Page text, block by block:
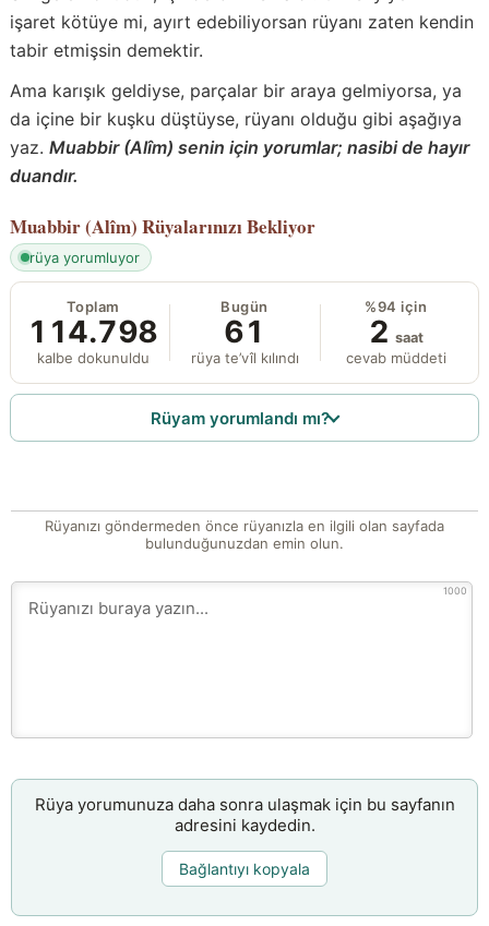
işaret kötüye mi, ayırt edebiliyorsan rüyanı zaten kendin
tabir etmişsin demektir.
Ama karışık geldiyse, parçalar bir araya gelmiyorsa, ya
da içine bir kuşku düştüyse, rüyanı olduğu gibi aşağıya
yaz. Muabbir (Alîm) senin için yorumlar; nasibi de hayır
duandır.
Muabbir (Alîm) Rüyalarınızı Bekliyor
rüya yorumluyor
Toplam
114.798
kalbe dokunuldu
Bugün
61
rüya te’vîl kılındı
%94 için
2 saat
cevab müddeti
Rüyam yorumlandı mı?
Rüyanızı göndermeden önce rüyanızla en ilgili olan sayfada
bulunduğunuzdan emin olun.
1000
Rüya yorumunuza daha sonra ulaşmak için bu sayfanın
adresini kaydedin.
Bağlantıyı kopyala